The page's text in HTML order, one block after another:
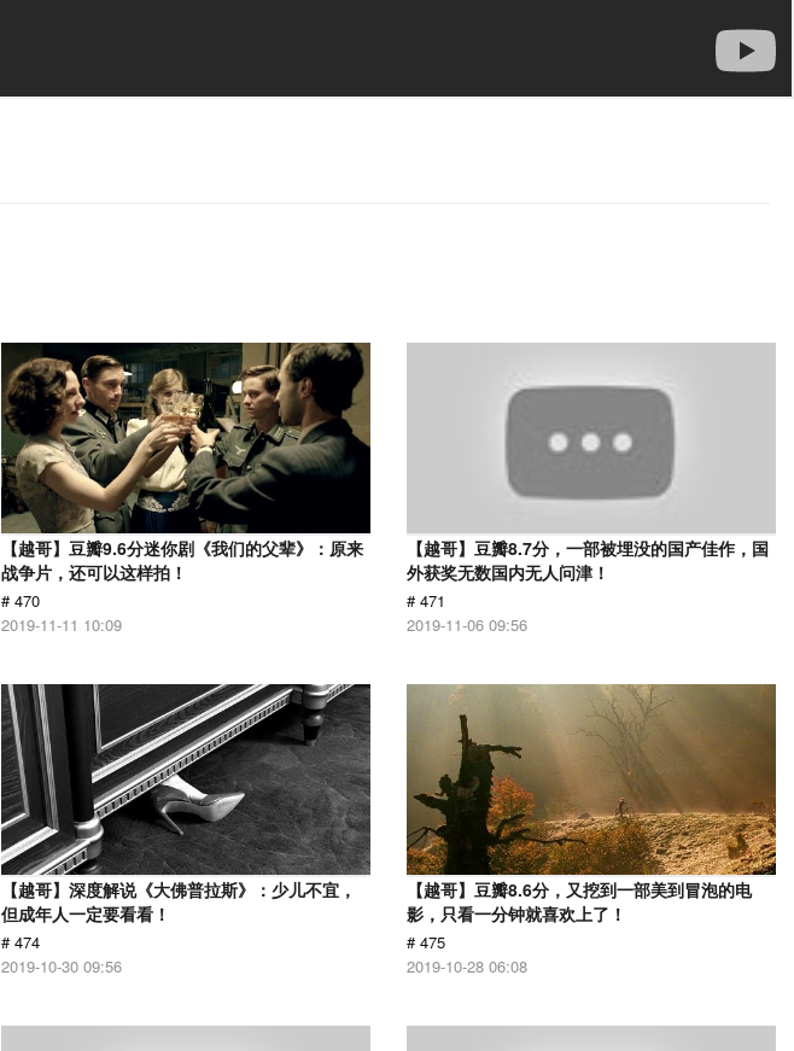
【越哥】豆瓣9.6分迷你剧《我们的父辈》：原来
战争片，还可以这样拍！
# 470
2019-11-11 10:09
【越哥】豆瓣8.7分，一部被埋没的国产佳作，国
外获奖无数国内无人问津！
# 471
2019-11-06 09:56
【越哥】深度解说《大佛普拉斯》：少儿不宜，
但成年人一定要看看！
# 474
2019-10-30 09:56
【越哥】豆瓣8.6分，又挖到一部美到冒泡的电
影，只看一分钟就喜欢上了！
# 475
2019-10-28 06:08